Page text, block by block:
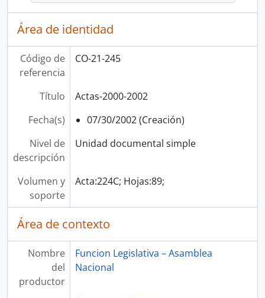
Área de identidad
Código de
referencia
CO-21-245
Título
Actas-2000-2002
Fecha(s)
07/30/2002 (Creación)
Nivel de
descripción
Unidad documental simple
Volumen y
soporte
Acta:224C; Hojas:89;
Área de contexto
Nombre
del
productor
Funcion Legislativa – Asamblea
Nacional